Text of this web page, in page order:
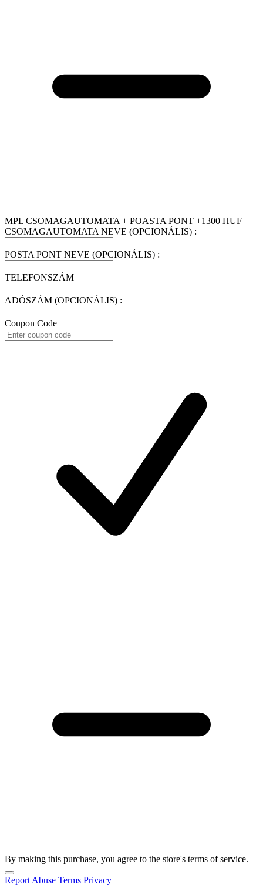
MPL CSOMAGAUTOMATA + POASTA PONT +1300 HUF
CSOMAGAUTOMATA NEVE (OPCIONÁLIS) :
POSTA PONT NEVE (OPCIONÁLIS) :
TELEFONSZÁM
ADÓSZÁM (OPCIONÁLIS) :
Coupon Code
By making this purchase, you agree to the store's terms of service.
Report Abuse Terms Privacy